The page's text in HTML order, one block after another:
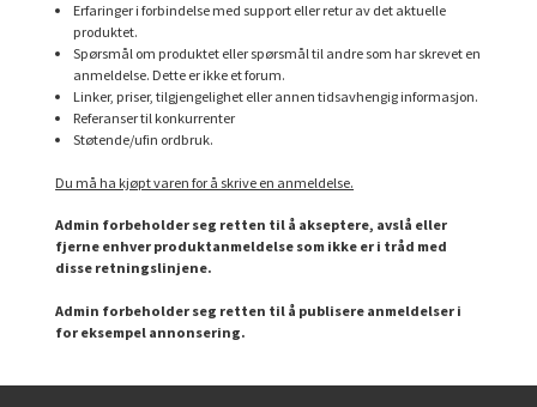
Erfaringer i forbindelse med support eller retur av det aktuelle
produktet.
Spørsmål om produktet eller spørsmål til andre som har skrevet en
anmeldelse. Dette er ikke et forum.
Linker, priser, tilgjengelighet eller annen tidsavhengig informasjon.
Referanser til konkurrenter
Støtende/ufin ordbruk.
Du må ha kjøpt varen for å skrive en anmeldelse.
Admin forbeholder seg retten til å akseptere, avslå eller
fjerne enhver produktanmeldelse som ikke er i tråd med
disse retningslinjene.
Admin forbeholder seg retten til å publisere anmeldelser i
for eksempel annonsering.